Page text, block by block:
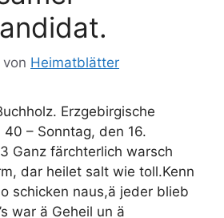
von Heimatblätter
Erzgebirgische
– Sonntag, den 16.
Ganz färchterlich warsch
dar heilet salt wie toll.Kenn
schicken naus,ä jeder blieb
war ä Geheil un ä